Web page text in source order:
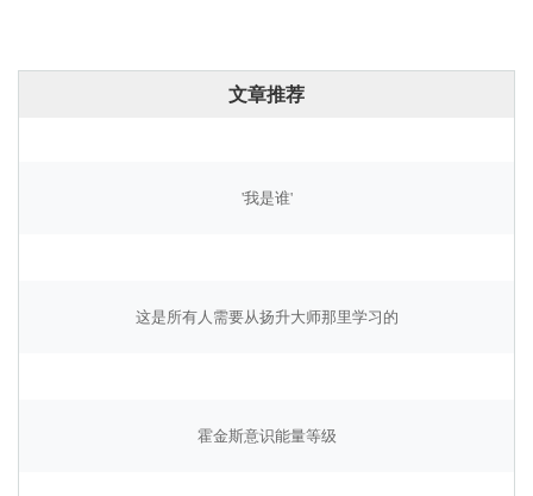
文章推荐
'我是谁'
这是所有人需要从扬升大师那里学习的
霍金斯意识能量等级